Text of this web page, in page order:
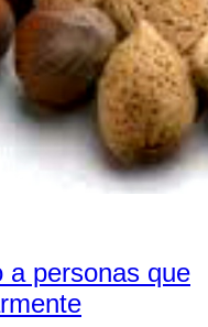
a personas que